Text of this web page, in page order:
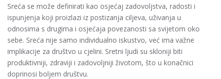
Sreća se može definirati kao osjećaj zadovoljstva, radosti i
ispunjenja koji proizlazi iz postizanja ciljeva, uživanja u
odnosima s drugima i osjećaja povezanosti sa svijetom oko
sebe. Sreća nije samo individualno iskustvo, već ima važne
implikacije za društvo u cjelini. Sretni ljudi su skloniji biti
produktivniji, zdraviji i zadovoljniji životom, što u konačnici
doprinosi boljem društvu.